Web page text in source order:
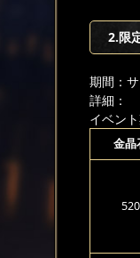
2.限
期間：
詳細：
イベン
金晶
520